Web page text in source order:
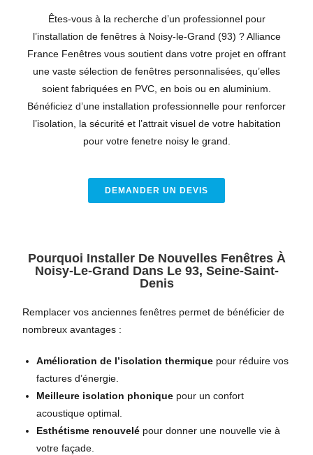
Êtes-vous à la recherche d’un professionnel pour
l’installation de fenêtres à Noisy-le-Grand (93) ? Alliance
France Fenêtres vous soutient dans votre projet en offrant
une vaste sélection de fenêtres personnalisées, qu’elles
soient fabriquées en PVC, en bois ou en aluminium.
Bénéficiez d’une installation professionnelle pour renforcer
l’isolation, la sécurité et l’attrait visuel de votre habitation
pour votre fenetre noisy le grand.
DEMANDER UN DEVIS
Pourquoi Installer De Nouvelles Fenêtres À
Noisy-Le-Grand Dans Le 93, Seine-Saint-
Denis
Remplacer vos anciennes fenêtres permet de bénéficier de
nombreux avantages :
Amélioration de l’isolation thermique pour réduire vos
factures d’énergie.
Meilleure isolation phonique pour un confort
acoustique optimal.
Esthétisme renouvelé pour donner une nouvelle vie à
votre façade.